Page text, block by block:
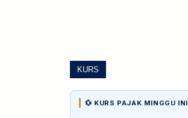
KURS
💱 KURS PAJAK MINGGU INI